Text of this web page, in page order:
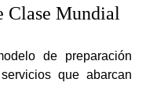
Clase Mundial
de preparación
que abarcan